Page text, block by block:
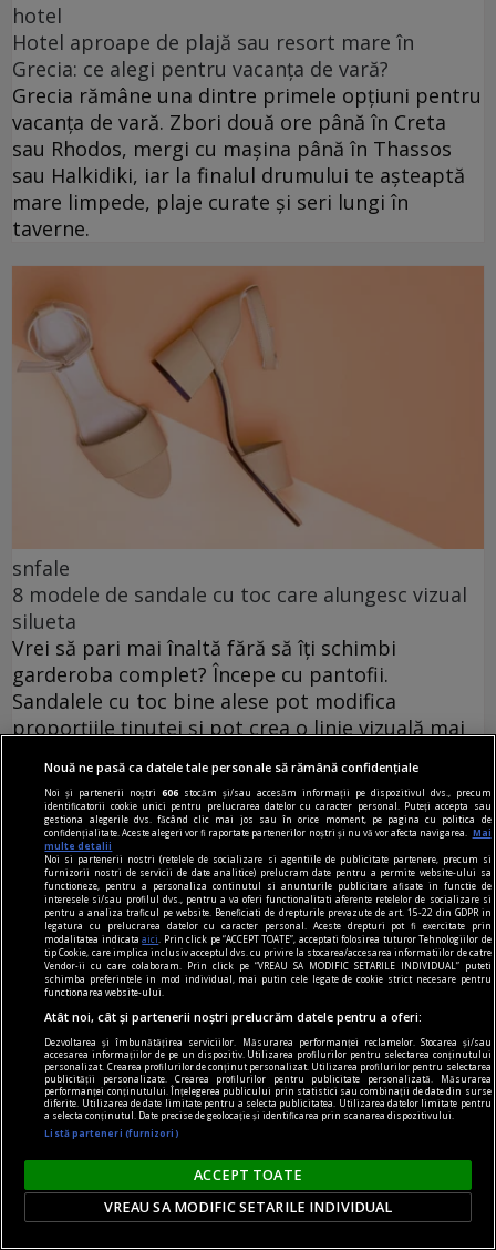
hotel
Hotel aproape de plajă sau resort mare în
Grecia: ce alegi pentru vacanța de vară?
Grecia rămâne una dintre primele opțiuni pentru
vacanța de vară. Zbori două ore până în Creta
sau Rhodos, mergi cu mașina până în Thassos
sau Halkidiki, iar la finalul drumului te așteaptă
mare limpede, plaje curate și seri lungi în
taverne.
snfale
8 modele de sandale cu toc care alungesc vizual
silueta
Vrei să pari mai înaltă fără să îți schimbi
garderoba complet? Începe cu pantofii.
Sandalele cu toc bine alese pot modifica
proporțiile ținutei și pot crea o linie vizuală mai
anvelope
Anvelope all season în oraș: soluție practică sau
compromis?
În oraș, mașina este folosită diferit față de
drumurile lungi sau traseele montane. Distanțele
sunt mai scurte, opririle sunt mai dese, vitezele
Nouă ne pasă ca datele tale personale să rămână confidențiale
Noi și partenerii noștri606 stocăm și/sau accesăm informații pe dispozitivul dvs., precum
identificatorii cookie unici pentru prelucrarea datelor cu caracter personal. Puteți accepta sau
gestiona alegerile dvs. făcând clic mai jos sau în orice moment, pe pagina cu politica de
confidențialitate. Aceste alegeri vor fi raportate partenerilor noștri și nu vă vor afecta navigarea.
Mai
multe detalii
Noi si partenerii nostri (retelele de socializare si agentiile de publicitate partenere, precum si
furnizorii nostri de servicii de date analitice) prelucram date pentru a permite website-ului sa
functioneze, pentru a personaliza continutul si anunturile publicitare afisate in functie de
interesele si/sau profilul dvs., pentru a va oferi functionalitati aferente retelelor de socializare si
pentru a analiza traficul pe website. Beneficiati de drepturile prevazute de art. 15-22 din GDPR in
legatura cu prelucrarea datelor cu caracter personal. Aceste drepturi pot fi exercitate prin
modalitatea indicataaici
. Prin click pe “ACCEPT TOATE”, acceptati folosirea tuturor Tehnologiilor de
tip Cookie, care implica inclusiv acceptul dvs. cu privire la stocarea/accesarea informatiilor de catre
Vendor-ii cu care colaboram. Prin click pe “VREAU SA MODIFIC SETARILE INDIVIDUAL” puteti
schimba preferintele in mod individual, mai putin cele legate de cookie strict necesare pentru
functionarea website-ului.
Atât noi, cât și partenerii noștri prelucrăm datele pentru a oferi:
Dezvoltarea și îmbunătățirea serviciilor. Măsurarea performanței reclamelor. Stocarea și/sau
accesarea informațiilor de pe un dispozitiv. Utilizarea profilurilor pentru selectarea conținutului
personalizat. Crearea profilurilor de conținut personalizat. Utilizarea profilurilor pentru selectarea
publicității personalizate. Crearea profilurilor pentru publicitate personalizată. Măsurarea
performanței conținutului. Înțelegerea publicului prin statistici sau combinații de date din surse
diferite. Utilizarea de date limitate pentru a selecta publicitatea. Utilizarea datelor limitate pentru
a selecta conținutul. Date precise de geolocație și identificarea prin scanarea dispozitivului.
Listă parteneri (furnizori)
ACCEPT TOATE
VREAU SA MODIFIC SETARILE INDIVIDUAL